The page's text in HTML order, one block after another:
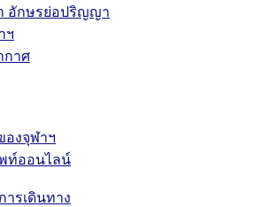
อักษรย่อปริญญา
ฯ
กาศ
องจุฬาฯ
ท์ออนไลน์
รเดินทาง